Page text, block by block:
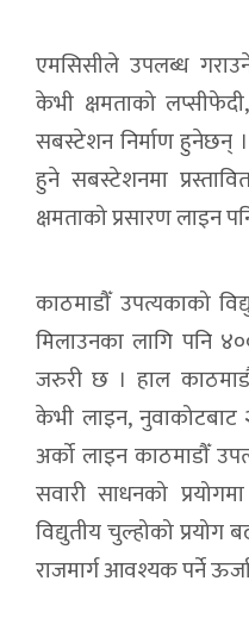
एमसिसीले उपलब्ध
केभी क्षमताको
सबस्टेशन निर्माण हुनेछन् ।
हुने सबस्टेशनमा
क्षमताको प्रसारण लाइन
काठमाडौँ उपत्यकाको
मिलाउनका लागि पनि
जरुरी छ । हाल
केभी लाइन, नुवाकोटबाट
अर्को लाइन काठमाडौँ
सवारी साधनको
विद्युतीय चुल्होको प्रयोग
राजमार्ग आवश्यक पर्ने